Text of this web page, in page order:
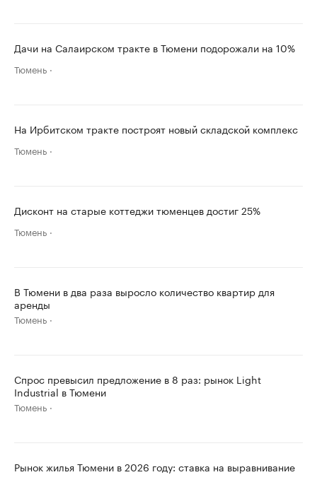
Дачи на Салаирском тракте в Тюмени подорожали на 10%
Тюмень
На Ирбитском тракте построят новый складской комплекс
Тюмень
Дисконт на старые коттеджи тюменцев достиг 25%
Тюмень
В Тюмени в два раза выросло количество квартир для
аренды
Тюмень
Спрос превысил предложение в 8 раз: рынок Light
Industrial в Тюмени
Тюмень
Рынок жилья Тюмени в 2026 году: ставка на выравнивание